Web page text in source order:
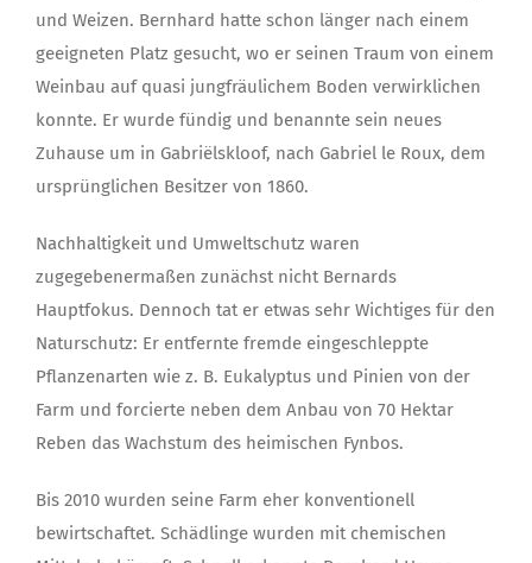
und Weizen. Bernhard hatte schon länger nach einem
geeigneten Platz gesucht, wo er seinen Traum von einem
Weinbau auf quasi jungfräulichem Boden verwirklichen
konnte. Er wurde fündig und benannte sein neues
Zuhause um in Gabriëlskloof, nach Gabriel le Roux, dem
ursprünglichen Besitzer von 1860.
Nachhaltigkeit und Umweltschutz waren
zugegebenermaßen zunächst nicht Bernards
Hauptfokus. Dennoch tat er etwas sehr Wichtiges für den
Naturschutz: Er entfernte fremde eingeschleppte
Pflanzenarten wie z. B. Eukalyptus und Pinien von der
Farm und forcierte neben dem Anbau von 70 Hektar
Reben das Wachstum des heimischen Fynbos.
Bis 2010 wurden seine Farm eher konventionell
bewirtschaftet. Schädlinge wurden mit chemischen